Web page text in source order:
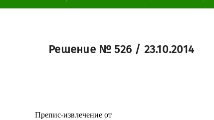
Решение № 526 / 23.10.2014
Препис-извлечение от